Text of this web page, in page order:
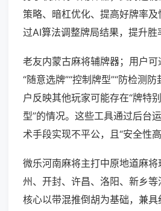
策略、暗杠优化、提高好牌率
过AI算法调整牌局结果，提升胜
老友内蒙古麻将辅牌器；用户
“随意选牌”“控制牌型”“防检测
户反映其他玩家可能存在“牌特
型”的情况。这些工具通过后台
术手段实现不平公，且“安全性高
微乐河南麻将主打中原地道麻
州、开封、许昌、洛阳、新乡等
核心以带混推倒胡为基础，兼